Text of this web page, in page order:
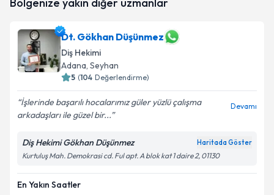
Dt. Gökhan Düşünmez
Diş Hekimi
Adana, Seyhan
5 (104 Değerlendirme)
İşlerinde başarılı hocalarımız güler yüzlü çalışma
arkadaşları ile güzel bir...
Devamı
Diş Hekimi Gökhan Düşünmez Haritada Göster
Kurtuluş Mah. Demokrasi cd. Ful apt. A blok kat 1 daire 2, 01130
En Yakın Saatler